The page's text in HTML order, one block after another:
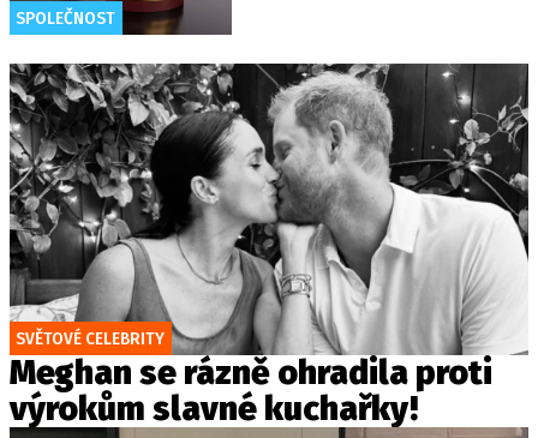
SPOLEČNOST
SVĚTOVÉ CELEBRITY
Meghan se rázně ohradila proti
výrokům slavné kuchařky!